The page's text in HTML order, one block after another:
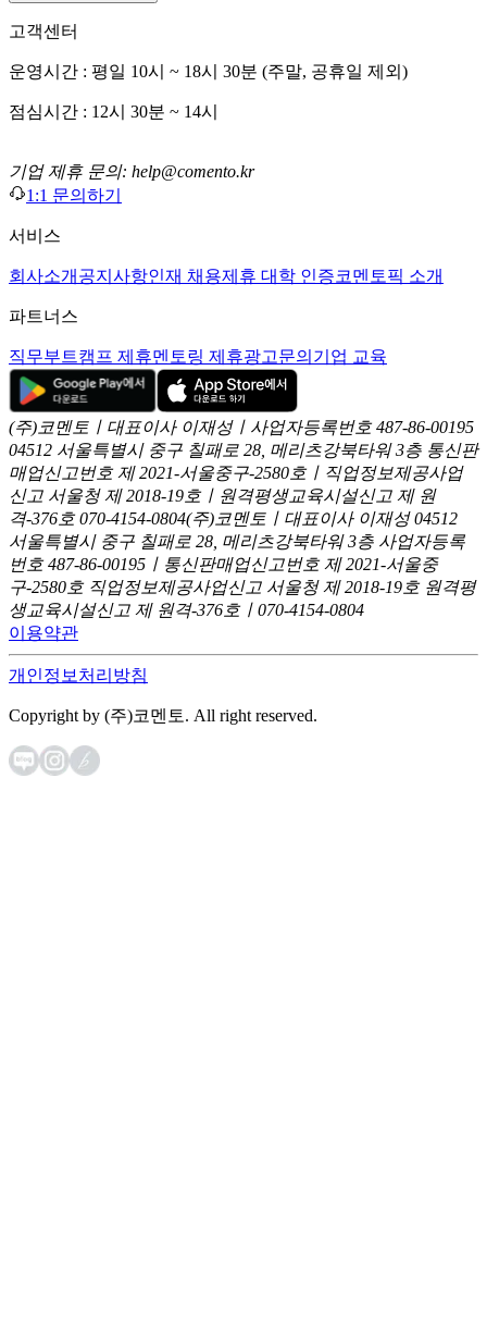
고객센터
운영시간 : 평일 10시 ~ 18시 30분 (주말, 공휴일 제외)
점심시간 : 12시 30분 ~ 14시
기업 제휴 문의: help@comento.kr
1:1 문의하기
서비스
회사소개 공지사항인재 채용제휴 대학 인증코멘토픽 소개
파트너스
직무부트캠프 제휴멘토링 제휴광고문의 기업 교육
(주)코멘토ㅣ대표이사 이재성ㅣ사업자등록번호 487-86-00195
04512 서울특별시 중구 칠패로 28, 메리츠강북타워 3층 통신판
매업신고번호 제 2021-서울중구-2580호ㅣ직업정보제공사업
신고 서울청 제 2018-19호ㅣ원격평생교육시설신고 제 원
격-376호 070-4154-0804(주)코멘토ㅣ대표이사 이재성 04512
서울특별시 중구 칠패로 28, 메리츠강북타워 3층 사업자등록
번호 487-86-00195ㅣ통신판매업신고번호 제 2021-서울중
구-2580호 직업정보제공사업신고 서울청 제 2018-19호 원격평
생교육시설신고 제 원격-376호ㅣ070-4154-0804
이용약관
개인정보처리방침
Copyright by (주)코멘토. All right reserved.